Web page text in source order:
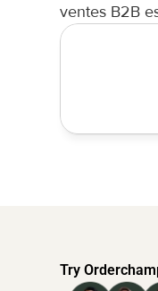
ventes B2B
Try